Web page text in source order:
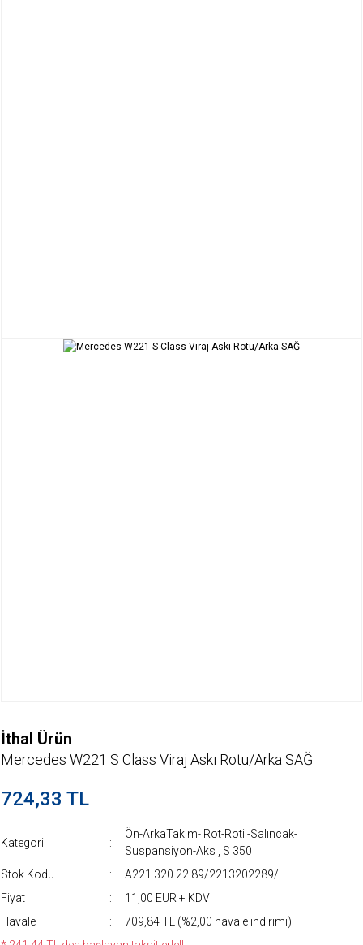
İthal Ürün
Mercedes W221 S Class Viraj Askı Rotu/Arka SAĞ
724,33 TL
Kategori
Ön-ArkaTakım- Rot-Rotil-Salıncak-
Suspansiyon-Aks
S 350
Stok Kodu
A221 320 22 89/2213202289/
Fiyat
11,00 EUR + KDV
Havale
709,84 TL (%2,00 havale indirimi)